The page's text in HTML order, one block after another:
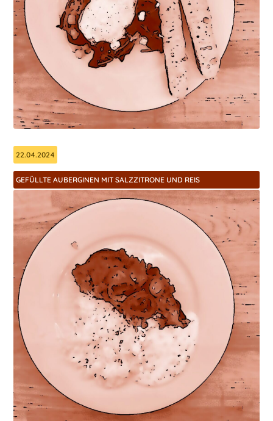
22.04.2024
GEFÜLLTE AUBERGINEN MIT SALZZITRONE UND REIS